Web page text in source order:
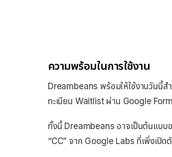
ความพร้อมในการใช้งาน
Dreambeans พร้อมให้ใช้งานวันนี้ส
ทะเบียน Waitlist ผ่าน Google
ทั้งนี้ Dreambeans อาจเป็นต้นแบบ
“CC” จาก Google Labs ที่เพิ่งเปิด